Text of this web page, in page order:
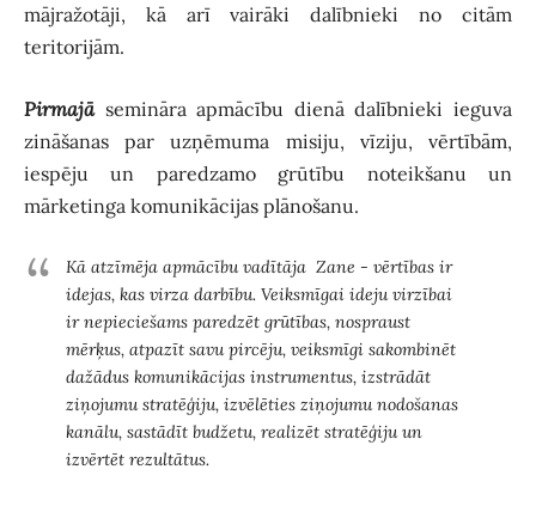
mājražotāji, kā arī vairāki dalībnieki no citām
teritorijām.
Pirmajā semināra apmācību dienā dalībnieki ieguva
zināšanas par uzņēmuma misiju, vīziju, vērtībām,
iespēju un paredzamo grūtību noteikšanu un
mārketinga komunikācijas plānošanu.
Kā atzīmēja apmācību vadītāja Zane - vērtības ir
idejas, kas virza darbību. Veiksmīgai ideju virzībai
ir nepieciešams paredzēt grūtības, nospraust
mērķus, atpazīt savu pircēju, veiksmīgi sakombinēt
dažādus komunikācijas instrumentus, izstrādāt
ziņojumu stratēģiju, izvēlēties ziņojumu nodošanas
kanālu, sastādīt budžetu, realizēt stratēģiju un
izvērtēt rezultātus.